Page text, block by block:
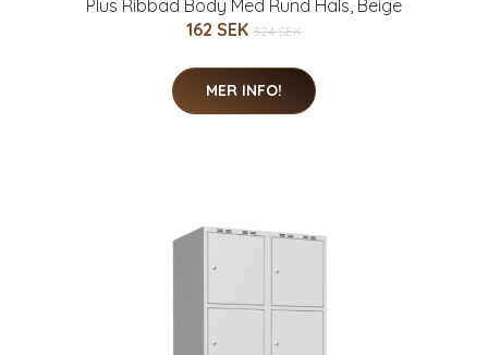
Plus Ribbad Body Med Rund Hals, Beige
162 SEK 324 SEK
MER INFO!